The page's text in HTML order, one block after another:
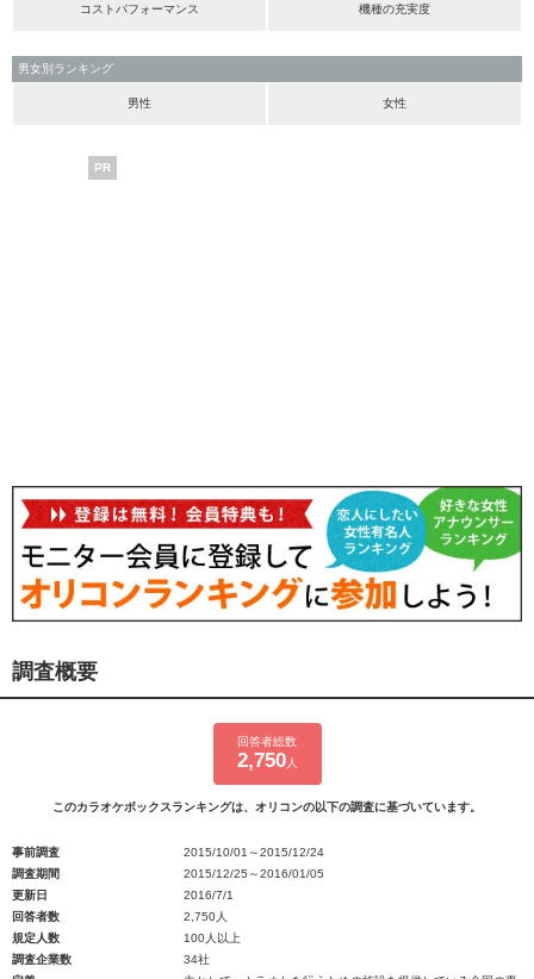
コストパフォーマンス 機種の充実度
男女別ランキング
男性 女性
PR
調査概要
回答者総数
2,750人
このカラオケボックスランキングは、オリコンの以下の調査に基づいています。
事前調査
2015/10/01～2015/12/24
調査期間
2015/12/25～2016/01/05
更新日
2016/7/1
回答者数
2,750人
規定人数
100人以上
調査企業数
34社